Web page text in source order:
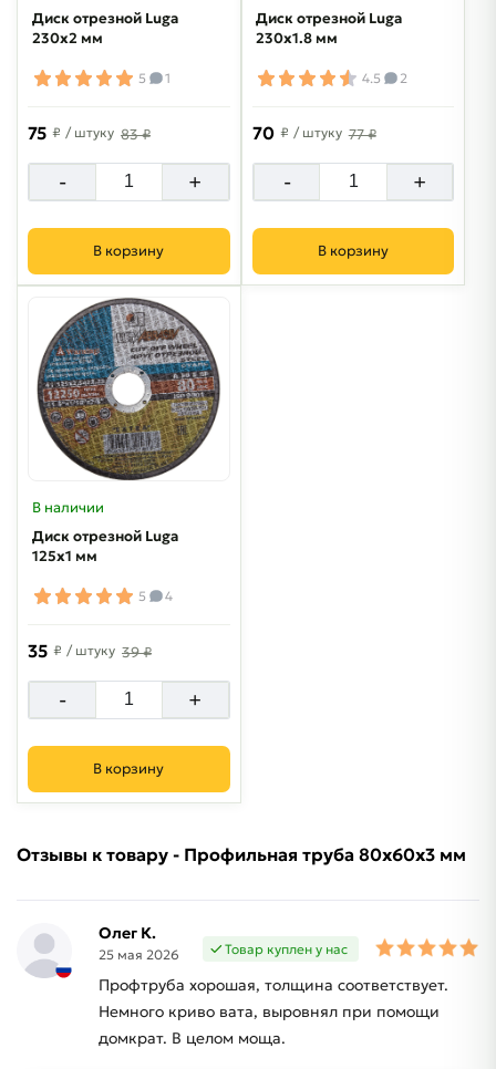
Диск отрезной Luga
230х2 мм
5 1
75 ₽ / штуку 83 ₽
- +
В корзину
Диск отрезной Luga
230х1.8 мм
4.5 2
70 ₽ / штуку 77 ₽
- +
В корзину
В наличии
Диск отрезной Luga
125х1 мм
5 4
35 ₽ / штуку 39 ₽
- +
В корзину
Отзывы к товару - Профильная труба 80х60х3 мм
Олег К.
25 мая 2026 Товар куплен у нас
Профтруба хорошая, толщина соответствует.
Немного криво вата, выровнял при помощи
домкрат. В целом моща.